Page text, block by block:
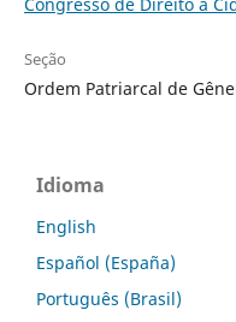
Congresso de Direito à
Seção
Ordem Patriarcal de
Idioma
English
Español (España)
Português (Brasil)